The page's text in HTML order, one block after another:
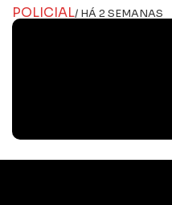
POLICIAL/ HÁ 2 SEMANAS